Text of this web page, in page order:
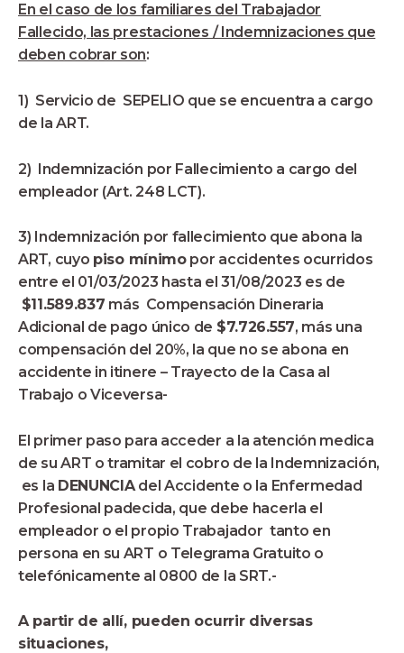
En el caso de los familiares del Trabajador
Fallecido, las prestaciones / Indemnizaciones que
deben cobrar son:
1) Servicio de SEPELIO que se encuentra a cargo
de la ART.
2) Indemnización por Fallecimiento a cargo del
empleador (Art. 248 LCT).
3) Indemnización por fallecimiento que abona la
ART, cuyo piso mínimopor accidentes ocurridos
entre el 01/03/2023 hasta el 31/08/2023 es de
$11.589.837 más Compensación Dineraria
Adicional de pago único de $7.726.557, más una
compensación del 20%, la que no se abona en
accidente in itinere – Trayecto de la Casa al
Trabajo o Viceversa-
El primer paso para acceder a la atención medica
de su ART o tramitar el cobro de la Indemnización,
es la DENUNCIAdel Accidente o la Enfermedad
Profesional padecida, que debe hacerla el
empleador o el propio Trabajador tanto en
persona en su ART o Telegrama Gratuito o
telefónicamente al 0800 de la SRT.-
A partir de allí, pueden ocurrir diversas
situaciones,